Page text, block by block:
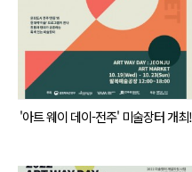
'아트 웨이 데이-전주' 미술장터 개최!